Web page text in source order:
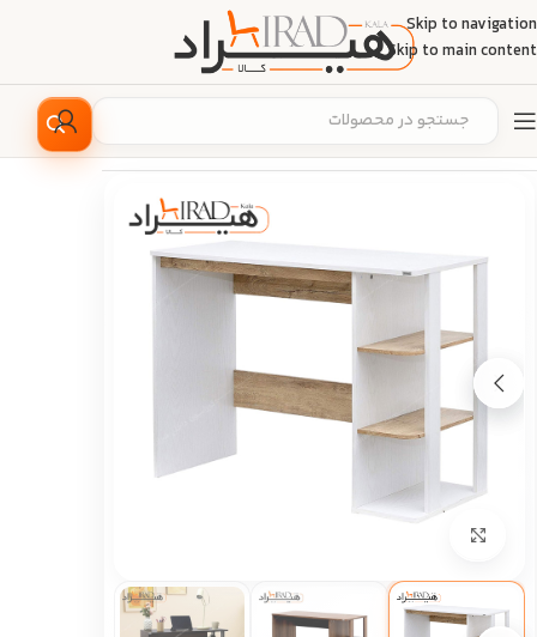
Skip to navigation
Skip to main content